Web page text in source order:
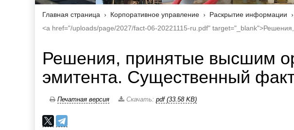
Главная страница Корпоративное управление Раскрытие информации
<a href="/uploads/page/2027/fact-06-20221115-ru.pdf"
Решения, принятые высшим
эмитента. Существенный
Печатная версия Скачать: pdf (33.58 KB)